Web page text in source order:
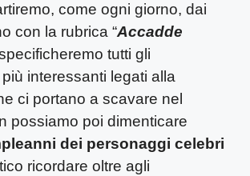
come ogni giorno, dai
con la rubrica “Accadde
tutti gli
interessanti legati alla
ci portano a scavare nel
possiamo poi dimenticare
dei personaggi celebri
ricordare oltre agli